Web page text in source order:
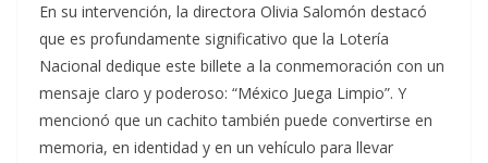
En su intervención, la directora Olivia Salomón destacó
que es profundamente significativo que la Lotería
Nacional dedique este billete a la conmemoración con un
mensaje claro y poderoso: “México Juega Limpio”. Y
mencionó que un cachito también puede convertirse en
memoria, en identidad y en un vehículo para llevar